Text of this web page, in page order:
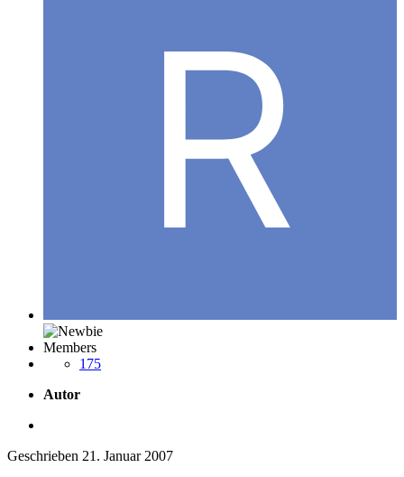
Members
175
Autor
Geschrieben 21. Januar 2007